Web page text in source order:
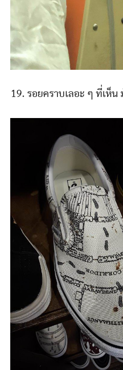
19. รอยคราบเลอะ ๆ ที่เห็